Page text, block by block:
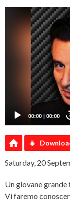
Player
00:00 | 00:00
Saturday, 20
Un giovane grande
Vi faremo